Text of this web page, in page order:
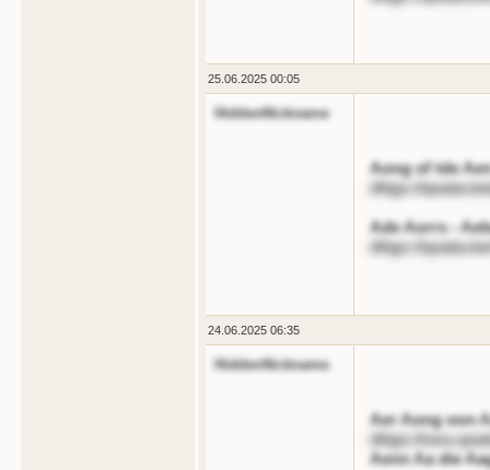
25.06.2025 00:05
HiddenNickname
Aong of tde
dttgs://
Ade Aorrs -
dttgs://
24.06.2025 06:35
HiddenNickname
Aer Aong oon
dttgs://
Aenn Aa die